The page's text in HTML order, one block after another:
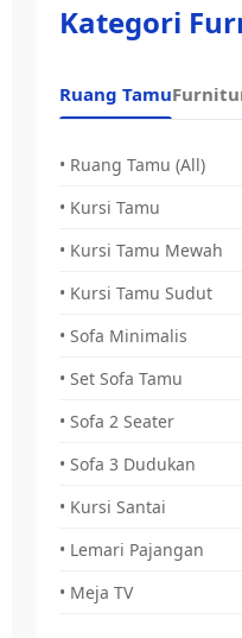
Kategori
Ruang Tamu
• Ruang Tamu (All)
• Kursi Tamu
• Kursi Tamu Mewah
• Kursi Tamu Sudut
• Sofa Minimalis
• Set Sofa Tamu
• Sofa 2 Seater
• Sofa 3 Dudukan
• Kursi Santai
• Lemari Pajangan
• Meja TV